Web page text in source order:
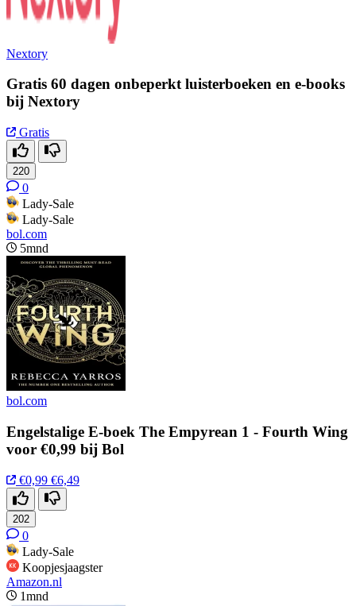
Nextory
Gratis 60 dagen onbeperkt luisterboeken en e-books
bij Nextory
Gratis
220
0
Lady-Sale
Lady-Sale
bol.com
5mnd
bol.com
Engelstalige E-boek The Empyrean 1 - Fourth Wing
voor €0,99 bij Bol
€0,99 €6,49
202
0
Lady-Sale
Koopjesjaagster
Amazon.nl
1mnd